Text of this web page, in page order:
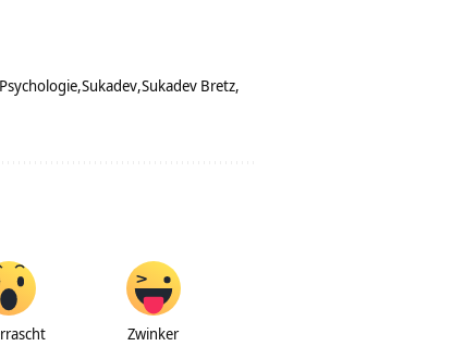
Psychologie Sukadev Sukadev Bretz
Zwinker